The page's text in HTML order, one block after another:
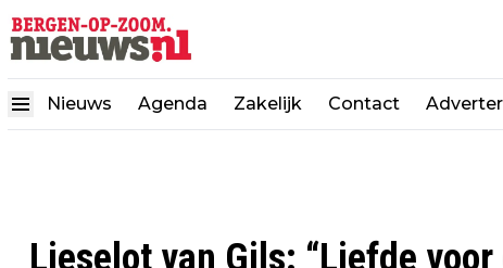
Nieuws Agenda Zakelijk Contact
Lieselot van Gils: “Liefde